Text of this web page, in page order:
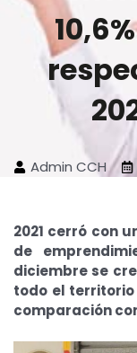
Admin CCH
2021 cerró con
de
diciembre se
todo el territorio
comparación